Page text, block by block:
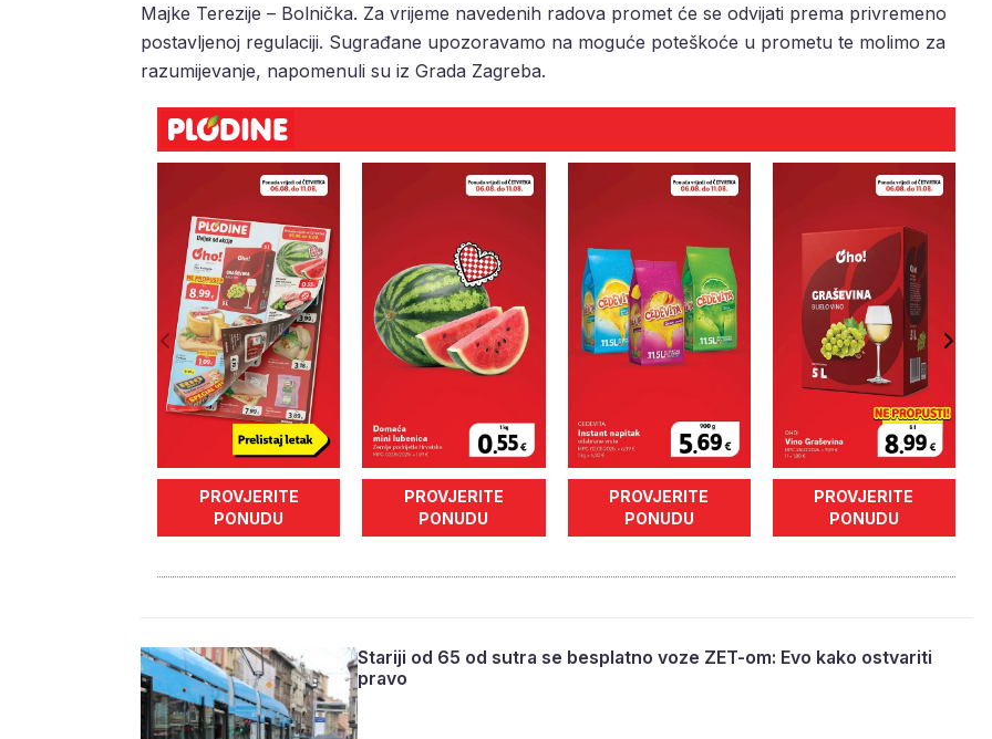
Majke Terezije – Bolnička. Za vrijeme navedenih radova promet će se odvijati prema privremeno
postavljenoj regulaciji. Sugrađane upozoravamo na moguće poteškoće u prometu te molimo za
razumijevanje, napomenuli su iz Grada Zagreba.
PROVJERITE
PONUDU
PROVJERITE
PONUDU
PROVJERITE
PONUDU
PROVJERITE
PONUDU
Stariji od 65 od sutra se besplatno voze ZET-om: Evo kako ostvariti
pravo